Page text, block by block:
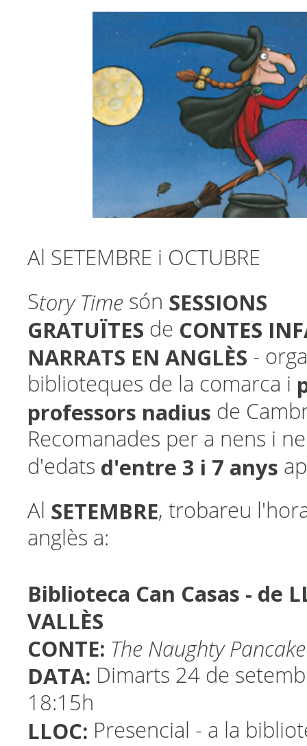
Al SETEMBRE i OCTUBRE
Story Time són SESSIONS
GRATUÏTES de CONTES
NARRATS EN ANGLÈS -
biblioteques de la comarca i
professors nadius de
Recomanades per a nens i
d'edats d'entre 3 i 7 anys
Al SETEMBRE, trobareu
anglès a:
Biblioteca Can Casas - de
VALLÈS
CONTE: The Naughty Pancake
DATA: Dimarts 24 de
18:15h
LLOC: Presencial - a la